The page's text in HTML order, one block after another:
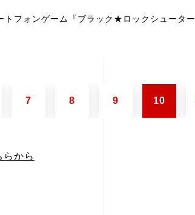
フォンゲーム『ブラック★ロックシューター
7 8 9 10
から